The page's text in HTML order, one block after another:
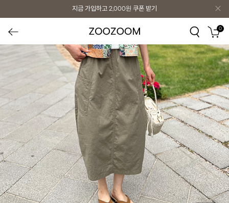
지금 가입하고 2,000원 쿠폰 받기
0